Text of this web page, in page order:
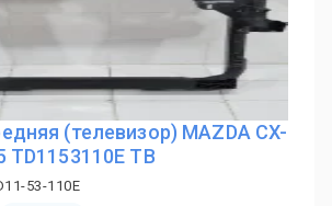
(телевизор) MAZDA CX-
TD1153110E TB
53-110E